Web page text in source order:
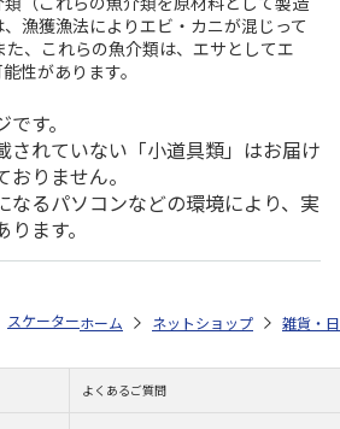
漁獲漁法によりエビ・カニが混じって
た、これらの魚介類は、エサとしてエ
性があります。
す。
されていない「小道具類」はお届け
りません。
なるパソコンなどの環境により、実
ます。
スケーター 折りたたみ紙パック飲料ホルダー
ホーム ネットショップ 雑貨・
よくあるご質問